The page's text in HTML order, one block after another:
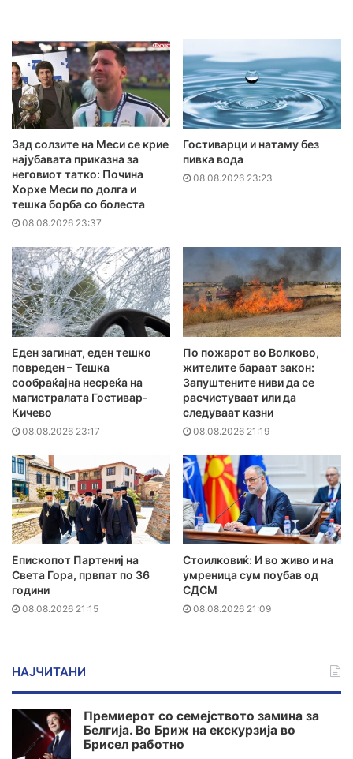
Зад солзите на Меси се крие
најубавата приказна за
неговиот татко: Почина
Хорхе Меси по долга и
тешка борба со болеста
08.08.2026 23:37
Гостиварци и натаму без
пивка вода
08.08.2026 23:23
Еден загинат, еден тешко
повреден – Тешка
сообраќајна несреќа на
магистралата Гостивар-
Кичево
08.08.2026 23:17
По пожарот во Волково,
жителите бараат закон:
Запуштените ниви да се
расчистуваат или да
следуваат казни
08.08.2026 21:19
Епископот Партениј на
Света Гора, првпат по 36
години
08.08.2026 21:15
Стоилковиќ: И во живо и на
умреница сум поубав од
СДСМ
08.08.2026 21:09
НАЈЧИТАНИ
Премиерот со семејството замина за
Белгија. Во Бриж на екскурзија во
Брисел работно